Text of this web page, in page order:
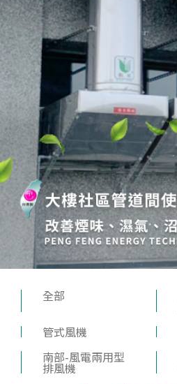
全部
管式風機
南部-風電兩用型
排風機